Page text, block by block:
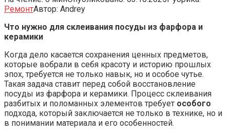
РемонтАвтор: Andrey
Что нужно для склеивания посуды из фарфора и
керамики
Когда дело касается сохранения ценных предметов,
которые вобрали в себя красоту и историю прошлых
эпох, требуется не только навык, но и особое чутье.
Такая задача ставит перед собой восстановление
посуды из фарфора и керамики. Процесс склеивания
разбитых и поломанных элементов требует особого
подхода, который заключается не только в технике, но и
в понимании материала и его особенностей.